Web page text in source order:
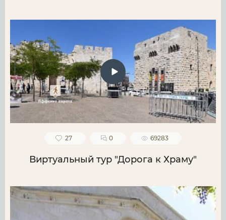
27 0 69283
Виртуальный тур "Дорога к Храму"